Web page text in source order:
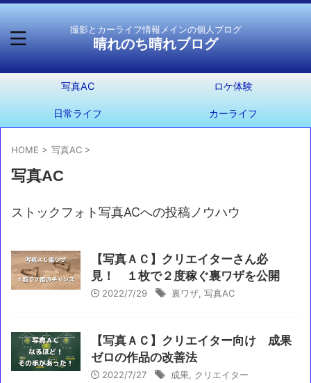
撮影とカーライフ情報メインの個人ブログ
晴れのち晴れブログ
写真AC ロケ体験
日常ライフ カーライフ
HOME > 写真AC >
写真AC
ストックフォト写真ACへの投稿ノウハウ
【写真ＡＣ】クリエイターさん必
見！ １枚で２度稼ぐ裏ワザを公開
2022/7/29 裏ワザ 写真AC
【写真ＡＣ】クリエイター向け 成果
ゼロの作品の改善法
2022/7/27 成果 クリエイター